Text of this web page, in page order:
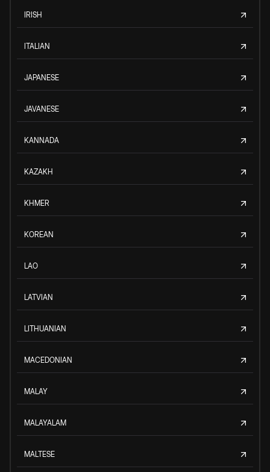
IRISH
ITALIAN
JAPANESE
JAVANESE
KANNADA
KAZAKH
KHMER
KOREAN
LAO
LATVIAN
LITHUANIAN
MACEDONIAN
MALAY
MALAYALAM
MALTESE